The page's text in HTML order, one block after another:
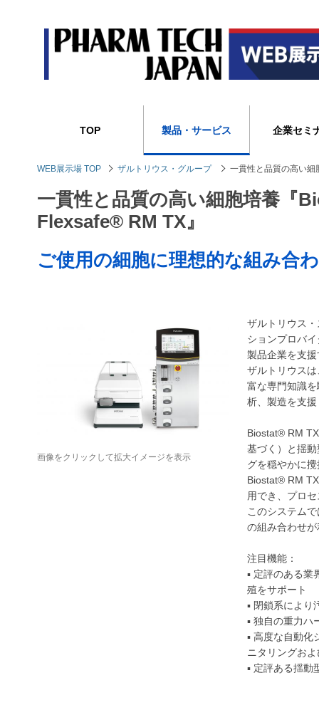
TOP 製品・サービス 企業セミ
WEB展示場 TOP ザルトリウス・グループ 一貫性と品質の高い
一貫性と品質の高い細胞培養『
Flexsafe® RM TX』
ご使用の細胞に理想的な組み合
画像をクリックして拡大イメージを表示
ザルトリウス
ションプロバ
製品企業を支
ザルトリウス
富な専門知識
析、製造を支
Biostat® RM
基づく）と揺
グを穏やかに
Biostat® RM
用でき、プロ
このシステム
の組み合わせ
注目機能：
▪ 定評のある業
殖をサポート
▪ 閉鎖系により
▪ 独自の重力ハ
▪ 高度な自動化
ニタリングお
▪ 定評ある揺動